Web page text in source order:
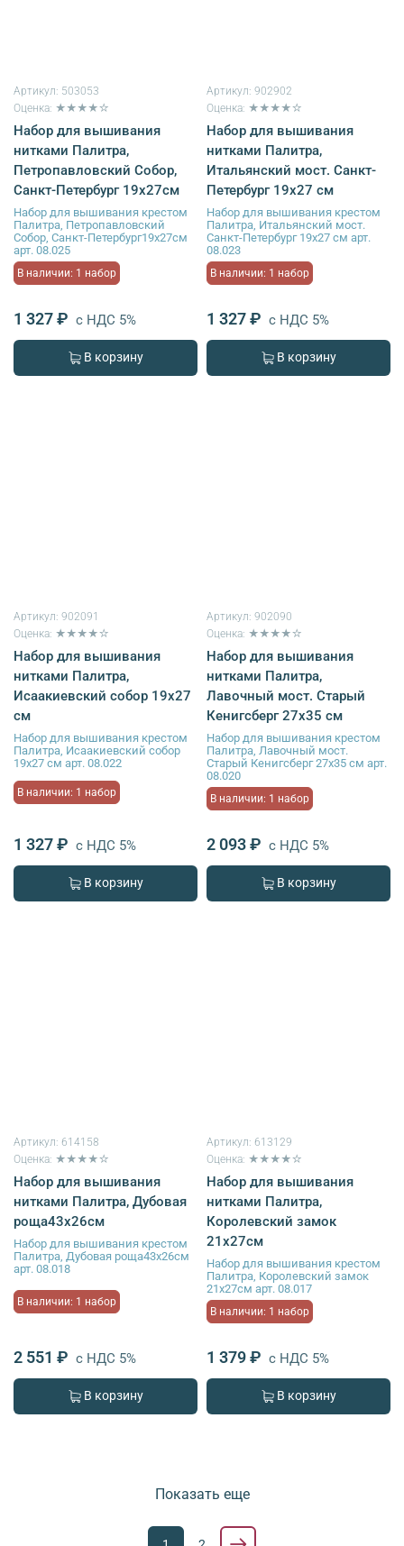
Артикул: 503053
Оценка: ★★★★☆
Набор для вышивания
нитками Палитра,
Петропавловский Собор,
Санкт-Петербург 19х27см
Набор для вышивания крестом
Палитра, Петропавловский
Собор, Санкт-Петербург19х27см
арт. 08.025
В наличии: 1 набор
1 327 ₽ с НДС 5%
В корзину
Артикул: 902902
Оценка: ★★★★☆
Набор для вышивания
нитками Палитра,
Итальянский мост. Санкт-
Петербург 19х27 см
Набор для вышивания крестом
Палитра, Итальянский мост.
Санкт-Петербург 19х27 см арт.
08.023
В наличии: 1 набор
1 327 ₽ с НДС 5%
В корзину
Артикул: 902091
Оценка: ★★★★☆
Набор для вышивания
нитками Палитра,
Исаакиевский собор 19х27
см
Набор для вышивания крестом
Палитра, Исаакиевский собор
19х27 см арт. 08.022
В наличии: 1 набор
1 327 ₽ с НДС 5%
В корзину
Артикул: 902090
Оценка: ★★★★☆
Набор для вышивания
нитками Палитра,
Лавочный мост. Старый
Кенигсберг 27х35 см
Набор для вышивания крестом
Палитра, Лавочный мост.
Старый Кенигсберг 27х35 см арт.
08.020
В наличии: 1 набор
2 093 ₽ с НДС 5%
В корзину
Артикул: 614158
Оценка: ★★★★☆
Набор для вышивания
нитками Палитра, Дубовая
роща43х26см
Набор для вышивания крестом
Палитра, Дубовая роща43х26см
арт. 08.018
В наличии: 1 набор
2 551 ₽ с НДС 5%
В корзину
Артикул: 613129
Оценка: ★★★★☆
Набор для вышивания
нитками Палитра,
Королевский замок
21х27см
Набор для вышивания крестом
Палитра, Королевский замок
21х27см арт. 08.017
В наличии: 1 набор
1 379 ₽ с НДС 5%
В корзину
Показать еще